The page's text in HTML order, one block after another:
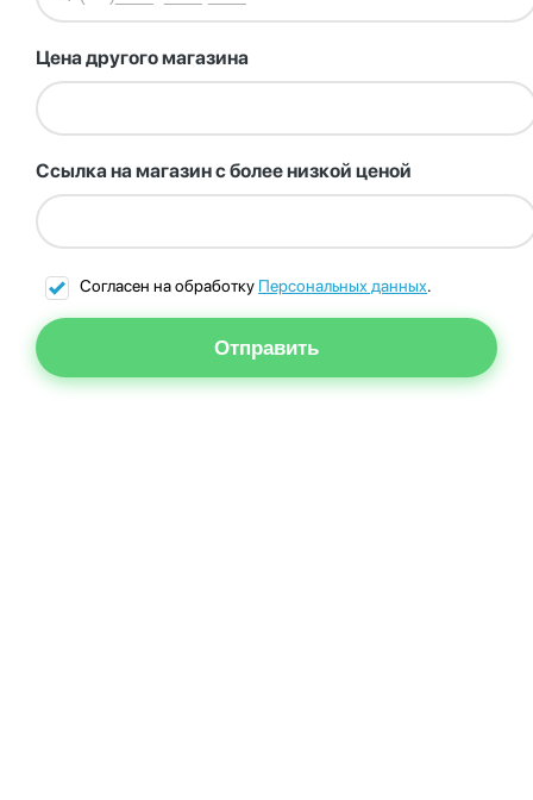
Цена другого магазина
Ссылка на магазин с более низкой ценой
Согласен на обработку Персональных данных.
Отправить